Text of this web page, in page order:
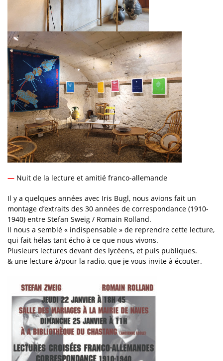
— Nuit de la lecture et amitié franco-allemande
Il y a quelques années avec Iris Bugl, nous avions fait un
montage d’extraits des 30 années de correspondance (1910-
1940) entre Stefan Sweig / Romain Rolland.
Il nous a semblé « indispensable » de reprendre cette lecture,
qui fait hélas tant écho à ce que nous vivons.
Plusieurs lectures devant des lycéens, et puis publiques.
& une lecture à/pour la radio, que je vous invite à écouter.